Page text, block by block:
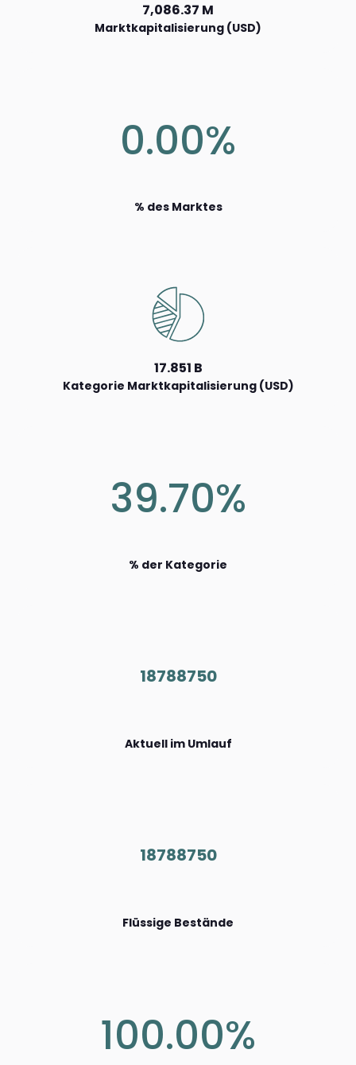
7,086.37 M
Marktkapitalisierung (USD)
0.00%
% des Marktes
17.851 B
Kategorie Marktkapitalisierung (USD)
39.70%
% der Kategorie
18788750
Aktuell im Umlauf
18788750
Flüssige Bestände
100.00%